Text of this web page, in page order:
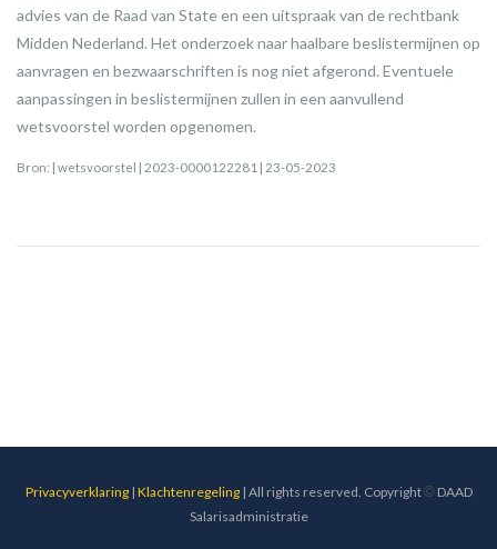
advies van de Raad van State en een uitspraak van de rechtbank
Midden Nederland. Het onderzoek naar haalbare beslistermijnen op
aanvragen en bezwaarschriften is nog niet afgerond. Eventuele
aanpassingen in beslistermijnen zullen in een aanvullend
wetsvoorstel worden opgenomen.
Bron: | wetsvoorstel | 2023-0000122281 | 23-05-2023
Privacyverklaring| Klachtenregeling| All rights reserved. Copyright© DAAD
Salarisadministratie